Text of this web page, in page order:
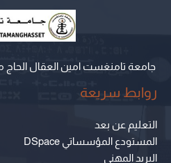
جامعة تامنغست امين العقال
روابط سريعة
التعليم عن بعد
المستودع المؤسساتي DSpace
البريد المهني